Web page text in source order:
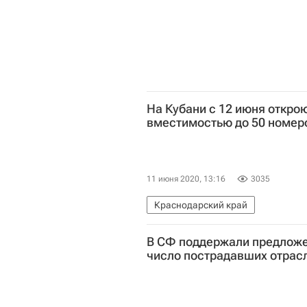
На Кубани с 12 июня
вместимостью до 50
11 июня 2020, 13:16 3035
Краснодарский край
Вениамин Кондратьев
В СФ поддержали
число пострадавших